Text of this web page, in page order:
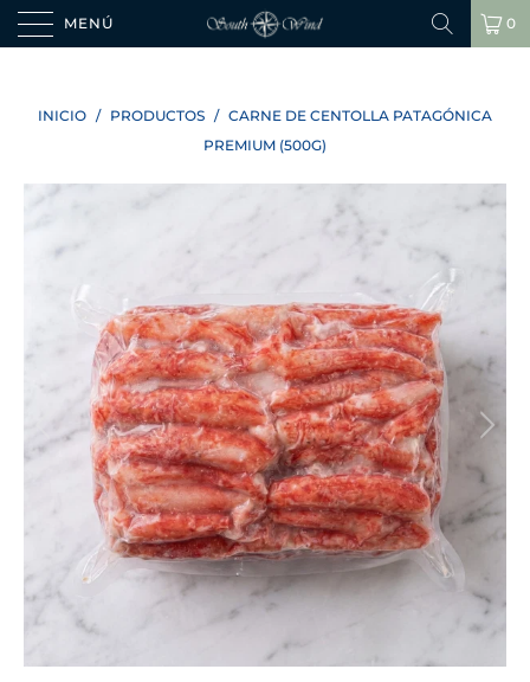
MENÚ 0
INICIO / PRODUCTOS / CARNE DE CENTOLLA PATAGÓNICA
PREMIUM (500G)